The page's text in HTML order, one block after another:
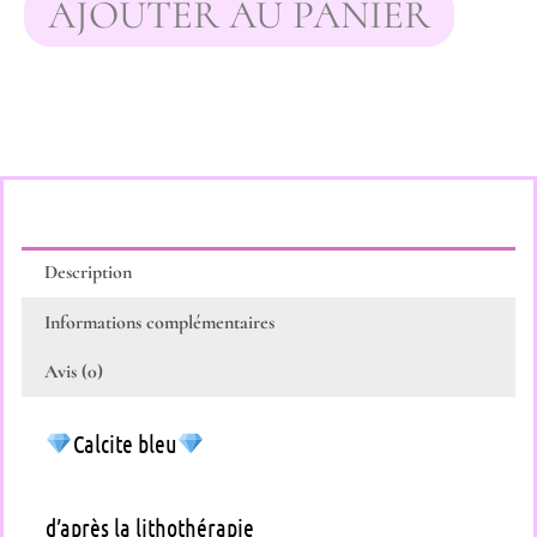
AJOUTER AU PANIER
Description
Informations complémentaires
Avis (0)
Calcite bleu
d’après la lithothérapie